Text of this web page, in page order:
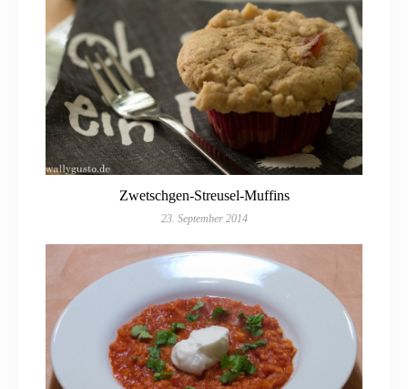
Zwetschgen-Streusel-Muffins
23. September 2014